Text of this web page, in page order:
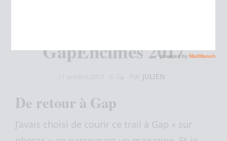
GapEncimes 2017
JULIEN
De retour à Gap
J’avais choisi de courir ce trail à Gap « sur